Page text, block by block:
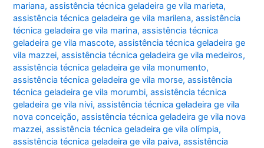
mariana,assistência técnica geladeira ge vila marieta,
assistência técnica geladeira ge vila marilena,assistência
técnica geladeira ge vila marina,assistência técnica
geladeira ge vila mascote,assistência técnica geladeira ge
vila mazzei,assistência técnica geladeira ge vila medeiros,
assistência técnica geladeira ge vila monumento,
assistência técnica geladeira ge vila morse,assistência
técnica geladeira ge vila morumbi,assistência técnica
geladeira ge vila nivi,assistência técnica geladeira ge vila
nova conceição,assistência técnica geladeira ge vila nova
mazzei,assistência técnica geladeira ge vila olímpia,
assistência técnica geladeira ge vila paiva,assistência